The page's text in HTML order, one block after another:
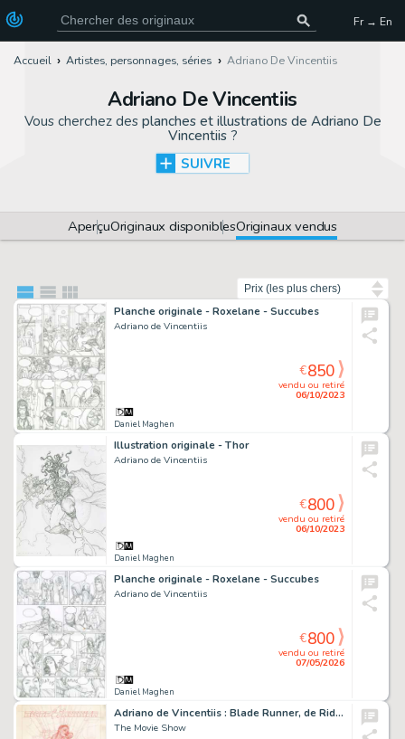
Fr → En
Accueil Artistes, personnages, séries Adriano De Vincentiis
Adriano De Vincentiis
Vous cherchez des planches et illustrations de Adriano De
Vincentiis?
SUIVRE
AperçuOriginaux disponiblesOriginaux vendus
Planche originale - Roxelane - Succubes
Adriano de Vincentiis
Daniel Maghen
vendu ou retiré
06/10/2023
€850
Illustration originale - Thor
Adriano de Vincentiis
Daniel Maghen
vendu ou retiré
06/10/2023
€800
Planche originale - Roxelane - Succubes
Adriano de Vincentiis
Daniel Maghen
vendu ou retiré
07/05/2026
€800
Adriano de Vincentiis : Blade Runner, de Ridley Scott (1982)
The Movie Show